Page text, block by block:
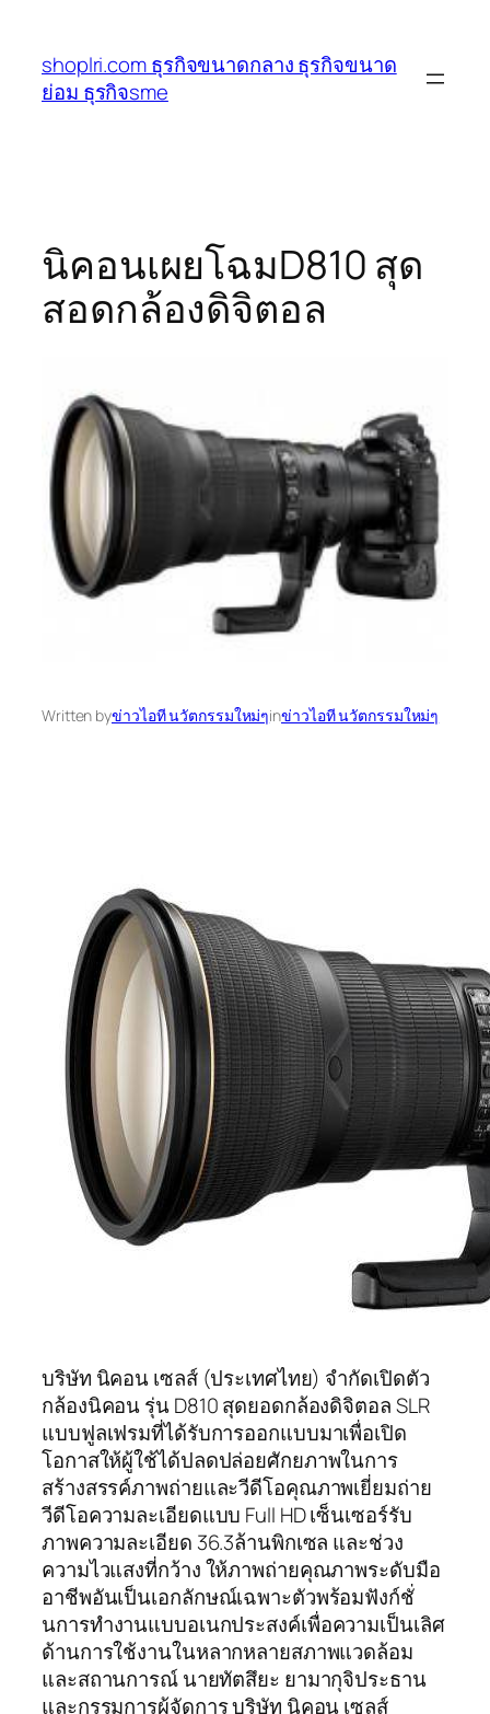
เนื้อหา
shoplri.com ธุรกิจขนาดกลาง ธุรกิจขนาด
ย่อม ธุรกิจsme
นิคอนเผยโฉมD810 สุด
สอดกล้องดิจิตอล
Written byข่าวไอที นวัตกรรมใหม่ๆinข่าวไอที นวัตกรรมใหม่ๆ
บริษัท นิคอน เซลส์ (ประเทศไทย) จำกัดเปิดตัว
กล้องนิคอน รุ่น D810 สุดยอดกล้องดิจิตอล SLR
แบบฟูลเฟรมที่ได้รับการออกแบบมาเพื่อเปิด
โอกาสให้ผู้ใช้ได้ปลดปล่อยศักยภาพในการ
สร้างสรรค์ภาพถ่ายและวีดีโอคุณภาพเยี่ยมถ่าย
วีดีโอความละเอียดแบบ Full HD เซ็นเซอร์รับ
ภาพความละเอียด 36.3ล้านพิกเซล และช่วง
ความไวแสงที่กว้าง ให้ภาพถ่ายคุณภาพระดับมือ
อาชีพอันเป็นเอกลักษณ์เฉพาะตัวพร้อมฟังก์ชั่
นการทำงานแบบอเนกประสงค์เพื่อความเป็นเลิศ
ด้านการใช้งานในหลากหลายสภาพแวดล้อม
และสถานการณ์ นายทัตสึยะ ยามากุจิประธาน
และกรรมการผู้จัดการ บริษัท นิคอน เซลส์